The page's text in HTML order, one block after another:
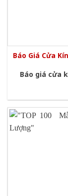
Báo Giá Cửa
Báo giá cửa